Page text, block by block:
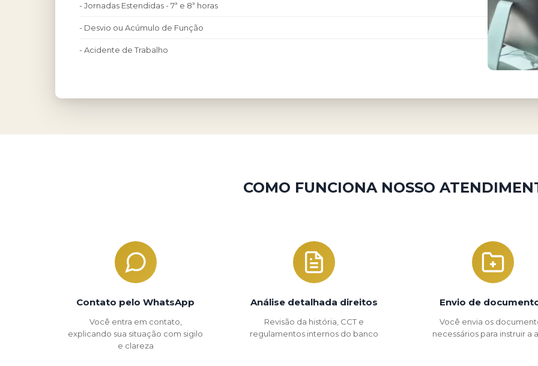
- Jornadas Estendidas - 7ª e 8ª horas
- Desvio ou Acúmulo de Função
- Acidente de Trabalho
COMO FUNCIONA NOSSO
Contato pelo WhatsApp
Você entra em contato,
explicando sua situação com sigilo
e clareza
Análise detalhada direitos
Revisão da história, CCT e
regulamentos internos do banco
Envio de
Você envia os
necessários para instruir a